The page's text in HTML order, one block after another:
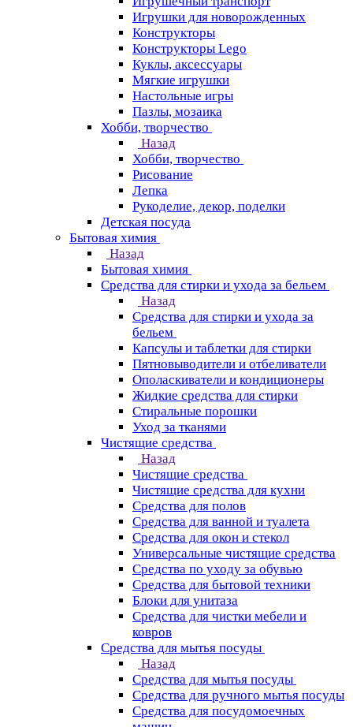
Игрушки для новорожденных
Конструкторы
Конструкторы Lego
Куклы, аксессуары
Мягкие игрушки
Настольные игры
Пазлы, мозаика
Хобби, творчество
Назад
Хобби, творчество
Рисование
Лепка
Рукоделие, декор, поделки
Детская посуда
Бытовая химия
Назад
Бытовая химия
Средства для стирки и ухода за бельем
Назад
Средства для стирки и ухода за
бельем
Капсулы и таблетки для стирки
Пятновыводители и отбеливатели
Ополаскиватели и кондиционеры
Жидкие средства для стирки
Стиральные порошки
Уход за тканями
Чистящие средства
Назад
Чистящие средства
Чистящие средства для кухни
Средства для полов
Средства для ванной и туалета
Средства для окон и стекол
Универсальные чистящие средства
Средства по уходу за обувью
Средства для бытовой техники
Блоки для унитаза
Средства для чистки мебели и
ковров
Средства для мытья посуды
Назад
Средства для мытья посуды
Средства для ручного мытья посуды
Средства для посудомоечных